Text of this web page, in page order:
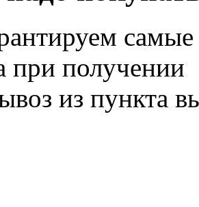
при получении
из пункта